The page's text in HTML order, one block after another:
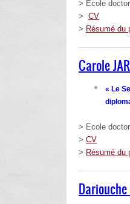
> Ecole
> CV
> Résumé du
Carole
« Le
> Ecole
> CV
> Résumé du
Dariouche